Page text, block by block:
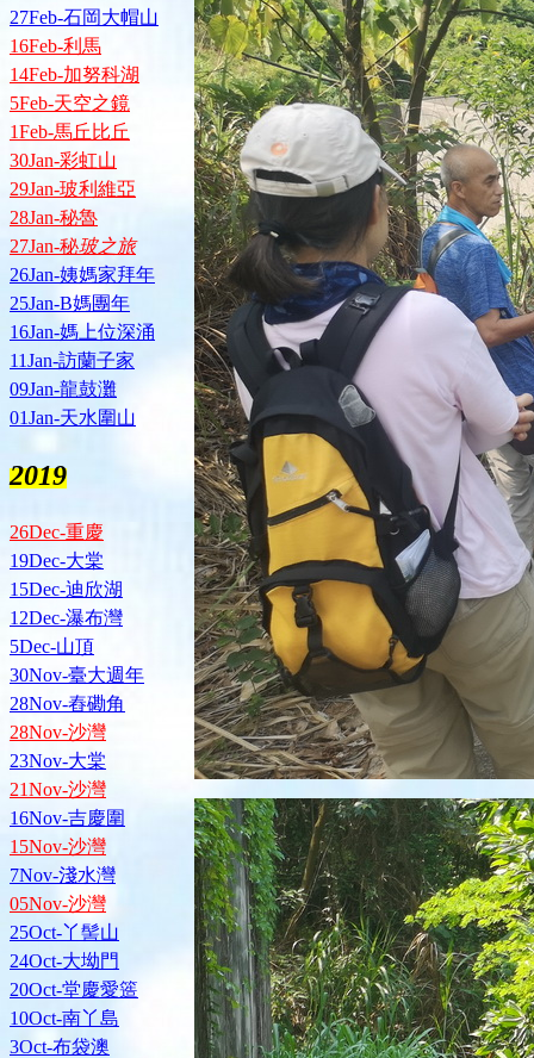
27Feb-石岡大帽山
16Feb-利馬
14Feb-加努科湖
5Feb-天空之鏡
1Feb-馬丘比丘
30Jan-彩虹山
29Jan-玻利維亞
28Jan-秘魯
27Jan-秘玻之旅
26Jan-姨媽家拜年
25Jan-B媽團年
16Jan-媽上位深涌
11Jan-訪蘭子家
09Jan-龍鼓灘
01Jan-天水圍山
2019
26Dec-重慶
19Dec-大棠
15Dec-迪欣湖
12Dec-瀑布灣
5Dec-山頂
30Nov-臺大週年
28Nov-舂磡角
28Nov-沙灣
23Nov-大棠
21Nov-沙灣
16Nov-吉慶圍
15Nov-沙灣
7Nov-淺水灣
05Nov-沙灣
25Oct-丫髻山
24Oct-大坳門
20Oct-堂慶愛簉
10Oct-南丫島
3Oct-布袋澳